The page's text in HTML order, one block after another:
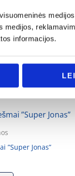
medijos,
informacijos.
mums
”Super Jonas”